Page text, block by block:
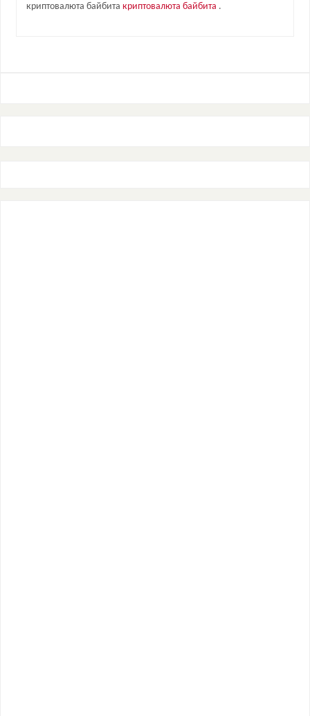
криптовалюта байбита криптовалюта байбита .